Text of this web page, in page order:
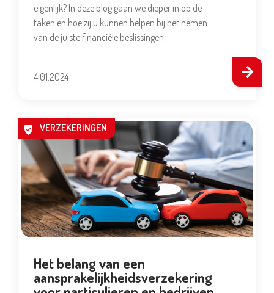
eigenlijk? In deze blog gaan we dieper in op de
taken en hoe zij u kunnen helpen bij het nemen
van de juiste financiële beslissingen.
4.01.2024
VERZEKERINGEN
Het belang van een
aansprakelijkheidsverzekering